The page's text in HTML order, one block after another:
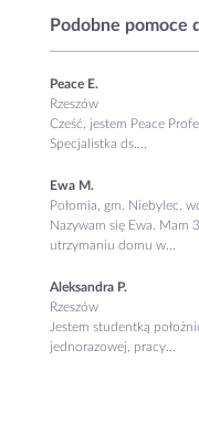
Podobne pomoce
Peace E.
Rzeszów
Cześć, jestem Peace
Specjalistka ds....
Ewa M.
Połomia, gm. Niebylec,
Nazywam się Ewa. Mam
utrzymaniu domu w...
Aleksandra P.
Rzeszów
Jestem studentką
jednorazowej, pracy...